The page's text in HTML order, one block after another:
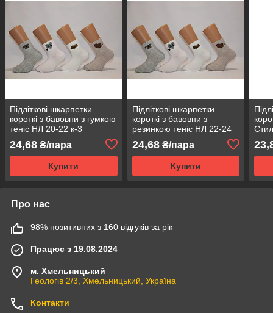
Підліткові шкарпетки
короткі з бавовни з гумкою
теніс НЛ 20-22 к-3
24,68 ₴/пара
Купити
Підліткові шкарпетки
короткі з бавовни з
резинкою теніс НЛ 22-24
24,68₴/пара
Купити
Про нас
98% позитивних з 160 відгуків за рік
Працює з 19.08.2024
м. Хмельницький
Геологів 2/3, Хмельницький, Україна
Контакти